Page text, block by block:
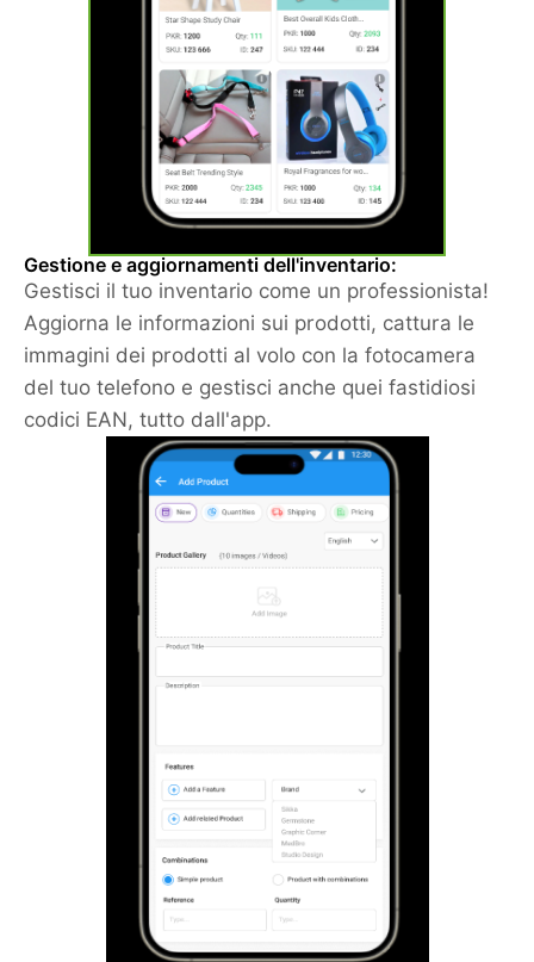
Gestione e aggiornamenti dell'inventario:
Gestisci il tuo inventario come un professionista!
Aggiorna le informazioni sui prodotti, cattura le
immagini dei prodotti al volo con la fotocamera
del tuo telefono e gestisci anche quei fastidiosi
codici EAN, tutto dall'app.